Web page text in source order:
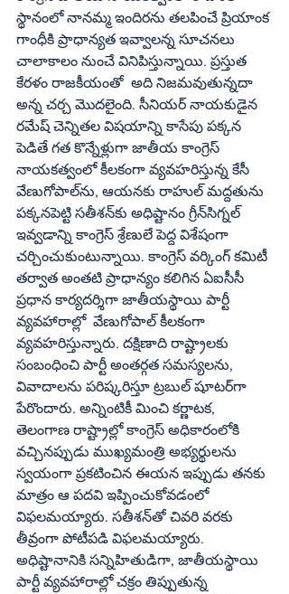
స్థానంలో నానమ్మ ఇందిరను తలపించే ప్రియాంక
గాంధీకి ప్రాధాన్యత ఇవ్వాలన్న సూచనలు
చాలాకాలం నుంచే వినిపిస్తున్నాయి. ప్రస్తుత
కేరళం రాజకీయంతో  అది నిజమవుతున్నదా
అన్న చర్చ మొదలైంది. సీనియర్ నాయకుడైన
రమేష్ చెన్నితల విషయాన్ని కాసేపు పక్కన
పెడితే గత కొన్నేళ్లుగా జాతీయ కాంగ్రెస్
నాయకత్వంలో కీలకంగా వ్యవహరిస్తున్న కేసీ
వేణుగోపాల్‌ను, ఆయనకు రాహుల్ మద్దతును
పక్కనపెట్టి సతీశన్‌కు అధిష్టానం గ్రీన్‌సిగ్నల్
ఇవ్వడాన్ని కాంగ్రెస్ శ్రేణులే పెద్ద విశేషంగా
చర్చించుకుంటున్నాయి. కాంగ్రెస్ వర్కింగ్ కమిటీ
తర్వాత అంతటి ప్రాధాన్యం కలిగిన ఏఐసీసీ
ప్రధాన కార్యదర్శిగా జాతీయస్థాయి పార్టీ
వ్యవహారాల్లో  వేణుగోపాల్ కీలకంగా
వ్యవహరిస్తున్నారు. దక్షిణాది రాష్ట్రాలకు
సంబంధించి పార్టీ అంతర్గత సమస్యలను,
వివాదాలను పరిష్కరిస్తూ ట్రబుల్ షూటర్‌గా
పేరొందారు. అన్నింటికీ మించి కర్ణాటక,
తెలంగాణ రాష్ట్రాల్లో కాంగ్రెస్ అధికారంలోకి
వచ్చినప్పుడు ముఖ్యమంత్రి అభ్యర్థులను
స్వయంగా ప్రకటించిన ఈయన ఇప్పుడు తనకు
మాత్రం ఆ పదవి ఇప్పించుకోవడంలో
విఫలమయ్యారు. సతీశన్‌తో చివరి వరకు
తీవ్రంగా పోటీపడి విఫలమయ్యారు.
అధిష్టానానికి సన్నిహితుడిగా, జాతీయస్థాయి
పార్టీ వ్యవహారాల్లో చక్రం తిప్పుతున్న